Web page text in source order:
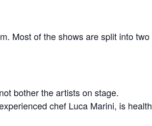
Most of the shows are split into two
bother the artists on stage.
chef Luca Marini, is